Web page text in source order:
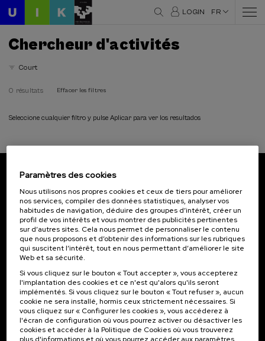
LOGIN FR
Chercheur d'activités
Court
0 résultats Effacer les filtres
Seleccione cualquier filtro y pulse Aplicar para ver los resultados
Inscrivez-vous pour être le premier à recevoir les
actualités de l'UIK.
S'abonner
Contact
Palacio Miramar
Paseo de Miraconcha, 48
20007 Donostia / San Sebastián
Gipuzkoa, Spain
Intéressant...
Activités précédentes
Paramètres des cookies
Nous utilisons nos propres cookies et ceux de tiers pour améliorer
nos services, compiler des données statistiques, analyser vos
habitudes de navigation, déduire des groupes d’intérêt, créer un
profil de vos intérêts et vous montrer des publicités pertinentes
sur d’autres sites. Cela nous permet de personnaliser le contenu
que nous proposons et d’obtenir des informations sur les rubriques
qui suscitent l’intérêt, tout en nous permettant d’améliorer le site
Web et sa sécurité.
Si vous cliquez sur le bouton « Tout accepter », vous accepterez
l'implantation des cookies et ce n'est qu'alors qu'ils seront
implémentés. Si vous cliquez sur le bouton « Tout refuser », aucun
cookie ne sera installé, hormis ceux strictement nécessaires. Si
vous cliquez sur « Configurer les cookies », vous accéderez à
l'écran de configuration où vous pourrez activer ou désactiver les
cookies et accéder à la Politique de Cookies où vous trouverez
plus d'informations et où vous pourrez accéder aux paramètres